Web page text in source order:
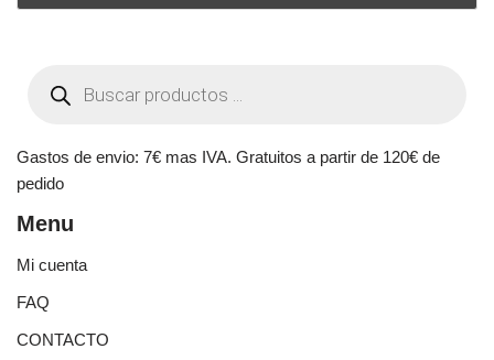
Gastos de envio: 7€ mas IVA. Gratuitos a partir de 120€ de
pedido
Menu
Mi cuenta
FAQ
CONTACTO